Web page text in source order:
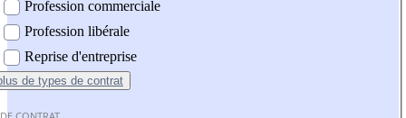
Profession commerciale
Profession libérale
Reprise d'entreprise
de types de contrat